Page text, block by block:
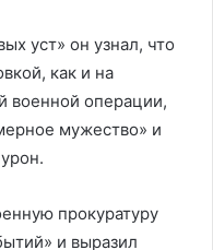
уст» он узнал, что
как и на
военной операции,
мужество» и
прокуратуру
и выразил